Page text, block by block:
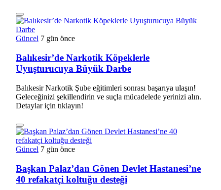
Güncel 7 gün önce
Balıkesir’de Narkotik Köpeklerle
Uyuşturucuya Büyük Darbe
Balıkesir Narkotik Şube eğitimleri sonrası başarıya ulaşın!
Geleceğinizi şekillendirin ve suçla mücadelede yerinizi alın.
Detaylar için tıklayın!
Güncel 7 gün önce
Başkan Palaz’dan Gönen Devlet Hastanesi’ne
40 refakatçi koltuğu desteği